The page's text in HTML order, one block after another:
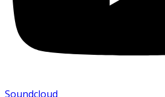
Soundcloud